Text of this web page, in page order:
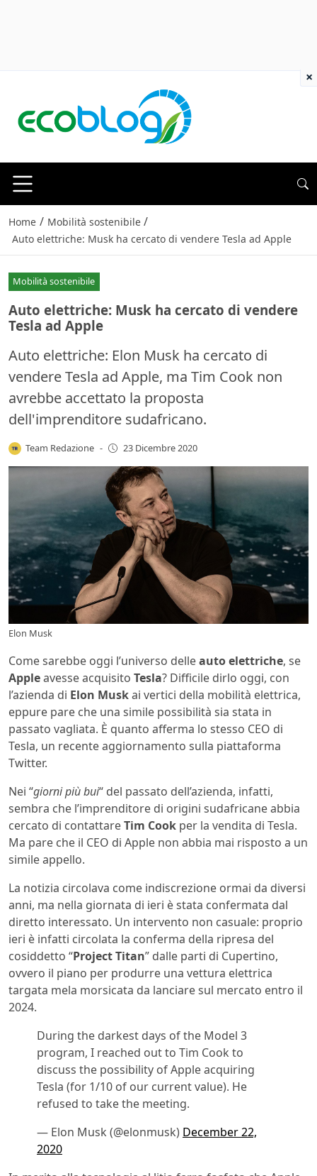
Home / Mobilità sostenibile /
Auto elettriche: Musk ha cercato di vendere Tesla ad Apple
Mobilità sostenibile
Auto elettriche: Musk ha cercato di vendere
Tesla ad Apple
Auto elettriche: Elon Musk ha cercato di
vendere Tesla ad Apple, ma Tim Cook non
avrebbe accettato la proposta
dell'imprenditore sudafricano.
Team Redazione - 23 Dicembre 2020
Elon Musk
Come sarebbe oggi l’universo delleauto elettriche, se
Appleavesse acquisito Tesla? Difficile dirlo oggi, con
l’azienda di Elon Muskai vertici della mobilità elettrica,
eppure pare che una simile possibilità sia stata in
passato vagliata. È quanto afferma lo stesso CEO di
Tesla, un recente aggiornamento sulla piattaforma
Twitter.
Nei “giorni più bui“ del passato dell’azienda, infatti,
sembra che l’imprenditore di origini sudafricane abbia
cercato di contattareTim Cook per la vendita di Tesla.
Ma pare che il CEO di Apple non abbia mai risposto a un
simile appello.
La notizia circolava come indiscrezione ormai da diversi
anni, ma nella giornata di ieri è stata confermata dal
diretto interessato. Un intervento non casuale: proprio
ieri è infatti circolata la conferma della ripresa del
cosiddetto “Project Titan” dalle parti di Cupertino,
ovvero il piano per produrre una vettura elettrica
targata mela morsicata da lanciare sul mercato entro il
2024.
During the darkest days of the Model 3
program, I reached out to Tim Cook to
discuss the possibility of Apple acquiring
Tesla (for 1/10 of our current value). He
refused to take the meeting.
— Elon Musk (@elonmusk) December 22,
2020
×